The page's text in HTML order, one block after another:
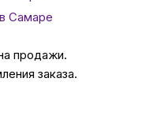
в Самаре
продажи.
заказа.